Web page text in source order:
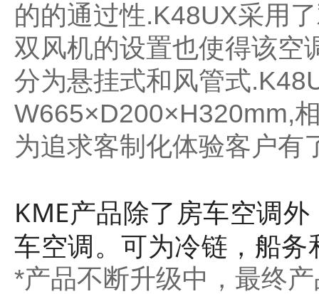
的的通过性.K48UX采用
双风机的设置也使得该空
分为悬挂式和风管式
W665×D200×H320mm,
为追求客制化体验客户有
KME产品除了房车空调
车空调。可为冷链，船
*产品不断升级中，最终